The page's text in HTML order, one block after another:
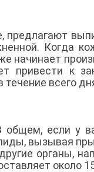
предлагают
Когда
начинает
привести к
всего
если у
вызывая
органы,
около